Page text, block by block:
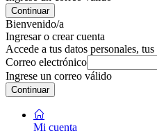
Continuar
Bienvenido/a
Ingresar o crear cuenta
Accede a tus datos personales,
Correo electrónico
Ingrese un correo válido
Continuar
Mi cuenta